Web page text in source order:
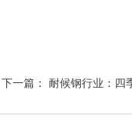
下一篇： 耐候钢行业：四